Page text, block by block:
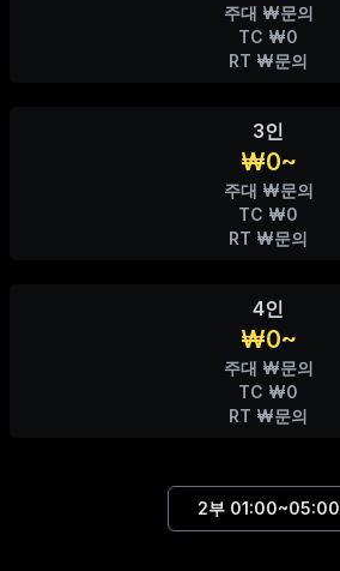
주대 ₩문의
TC ₩0
RT ₩문의
3인
₩0~
주대 ₩문의
TC ₩0
RT ₩문의
4인
₩0~
주대 ₩문의
TC ₩0
RT ₩문의
2부 01:00~05:00